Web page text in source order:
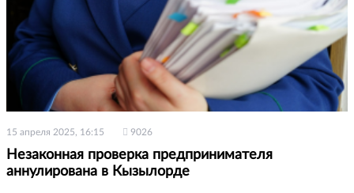
15 апреля 2025, 16:15 9026
Незаконная проверка предпринимателя
аннулирована в Кызылорде